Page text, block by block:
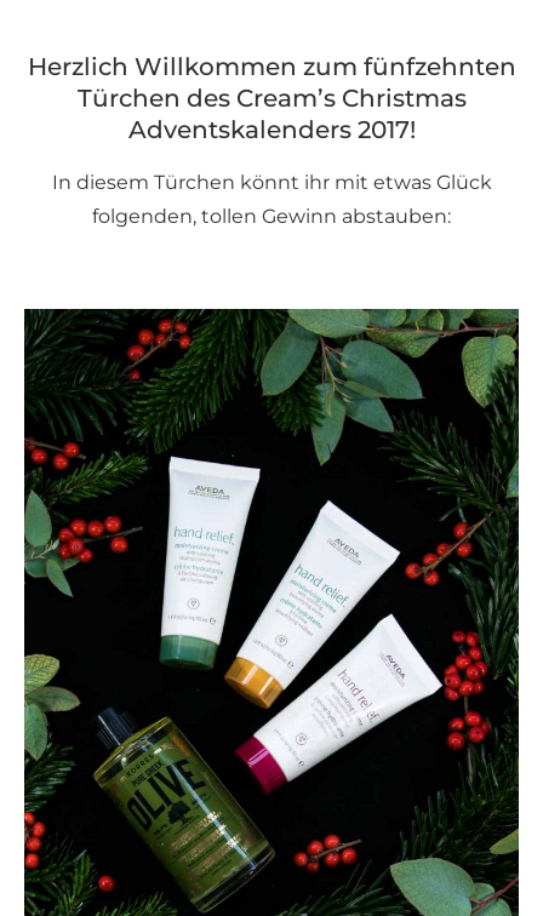
Herzlich Willkommen zum fünfzehnten
Türchen des Cream’s Christmas
Adventskalenders 2017!
In diesem Türchen könnt ihr mit etwas Glück
folgenden, tollen Gewinn abstauben: